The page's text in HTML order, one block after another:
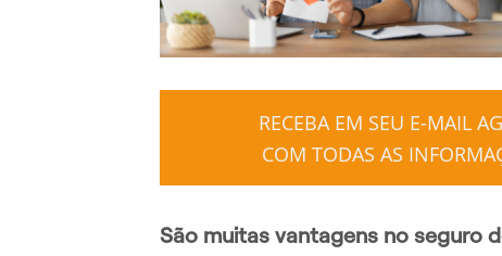
RECEBA EM SEU E-MAIL
COM TODAS AS
São muitas vantagens no seguro